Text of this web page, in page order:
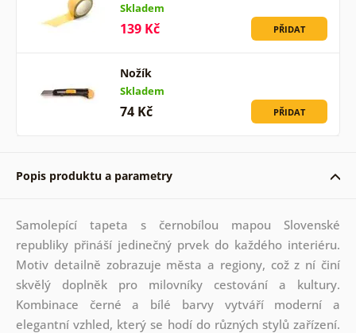
Skladem
139 Kč PŘIDAT
Nožík
Skladem
74 Kč PŘIDAT
Popis produktu a parametry
Samolepící tapeta s černobílou mapou Slovenské
republiky přináší jedinečný prvek do každého interiéru.
Motiv detailně zobrazuje města a regiony, což z ní činí
skvělý doplněk pro milovníky cestování a kultury.
Kombinace černé a bílé barvy vytváří moderní a
elegantní vzhled, který se hodí do různých stylů zařízení.